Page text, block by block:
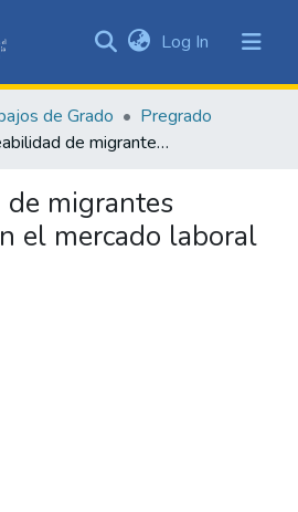
&
Collections
Statistics
Log In (current)
de Grado
Pregrado
Empleabilidad de migrantes venezolanos en el mercado laboral de Cali
migrantes
el mercado laboral